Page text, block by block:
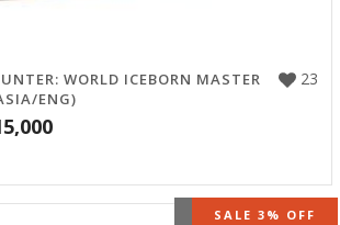
23
WORLD ICEBORN MASTER
ENG)
OUT OF STOCK
SALE 3% OFF